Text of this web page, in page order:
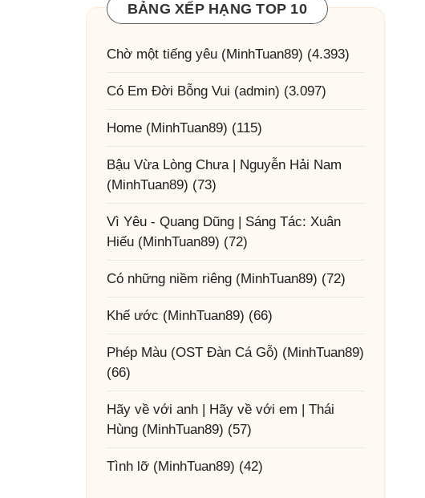
BẢNG XẾP HẠNG TOP 10
Chờ một tiếng yêu (MinhTuan89) (4.393)
Có Em Đời Bỗng Vui (admin) (3.097)
Home (MinhTuan89) (115)
Bậu Vừa Lòng Chưa | Nguyễn Hải Nam
(MinhTuan89) (73)
Vì Yêu - Quang Dũng | Sáng Tác: Xuân
Hiếu (MinhTuan89) (72)
Có những niềm riêng (MinhTuan89) (72)
Khế ước (MinhTuan89) (66)
Phép Màu (OST Đàn Cá Gỗ) (MinhTuan89)
(66)
Hãy về với anh | Hãy về với em | Thái
Hùng (MinhTuan89) (57)
Tình lỡ (MinhTuan89) (42)